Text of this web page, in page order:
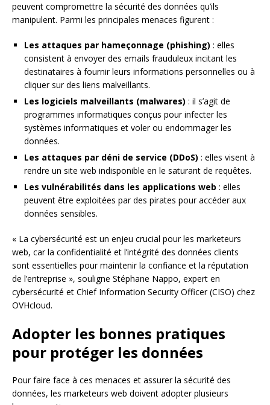
peuvent compromettre la sécurité des données qu’ils
manipulent. Parmi les principales menaces figurent :
Les attaques par hameçonnage (phishing) : elles
consistent à envoyer des emails frauduleux incitant les
destinataires à fournir leurs informations personnelles ou à
cliquer sur des liens malveillants.
Les logiciels malveillants (malwares) : il s’agit de
programmes informatiques conçus pour infecter les
systèmes informatiques et voler ou endommager les
données.
Les attaques par déni de service (DDoS) : elles visent à
rendre un site web indisponible en le saturant de requêtes.
Les vulnérabilités dans les applications web : elles
peuvent être exploitées par des pirates pour accéder aux
données sensibles.
« La cybersécurité est un enjeu crucial pour les marketeurs
web, car la confidentialité et l’intégrité des données clients
sont essentielles pour maintenir la confiance et la réputation
de l’entreprise », souligne Stéphane Nappo, expert en
cybersécurité et Chief Information Security Officer (CISO) chez
OVHcloud.
Adopter les bonnes pratiques
pour protéger les données
Pour faire face à ces menaces et assurer la sécurité des
données, les marketeurs web doivent adopter plusieurs